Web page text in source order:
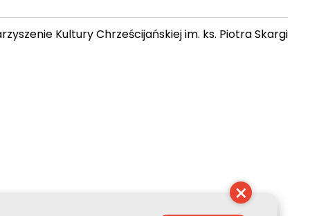
Kultury Chrześcijańskiej im. ks. Piotra Skargi
×